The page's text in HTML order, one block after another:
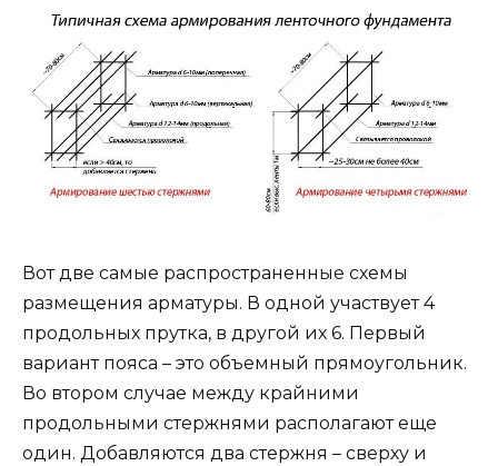
Вот две самые распространенные схемы
размещения арматуры. В одной участвует 4
продольных прутка, в другой их 6. Первый
вариант пояса – это объемный прямоугольник.
Во втором случае между крайними
продольными стержнями располагают еще
один. Добавляются два стержня – сверху и